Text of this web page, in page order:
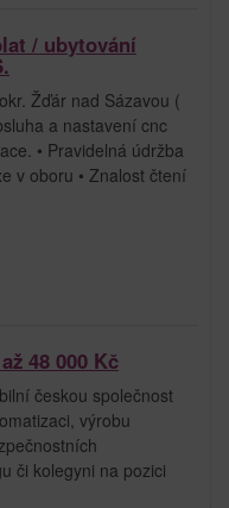
/ ubytování
Žďár nad Sázavou (
a nastavení cnc
• Pravidelná údržba
v oboru • Znalost čtení
48 000 Kč
českou společnost
výrobu
či kolegyni na pozici